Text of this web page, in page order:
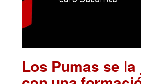
Los Pumas se la